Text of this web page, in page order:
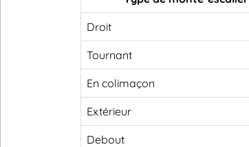
Droit
Tournant
En colimaçon
Extérieur
Debout